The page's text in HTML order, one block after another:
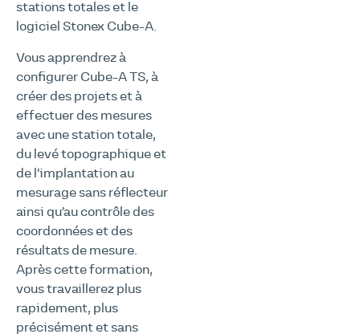
stations totales et le
logiciel Stonex Cube-A.
Vous apprendrez à
configurer Cube-A TS, à
créer des projets et à
effectuer des mesures
avec une station totale,
du levé topographique et
de l’implantation au
mesurage sans réflecteur
ainsi qu’au contrôle des
coordonnées et des
résultats de mesure.
Après cette formation,
vous travaillerez plus
rapidement, plus
précisément et sans